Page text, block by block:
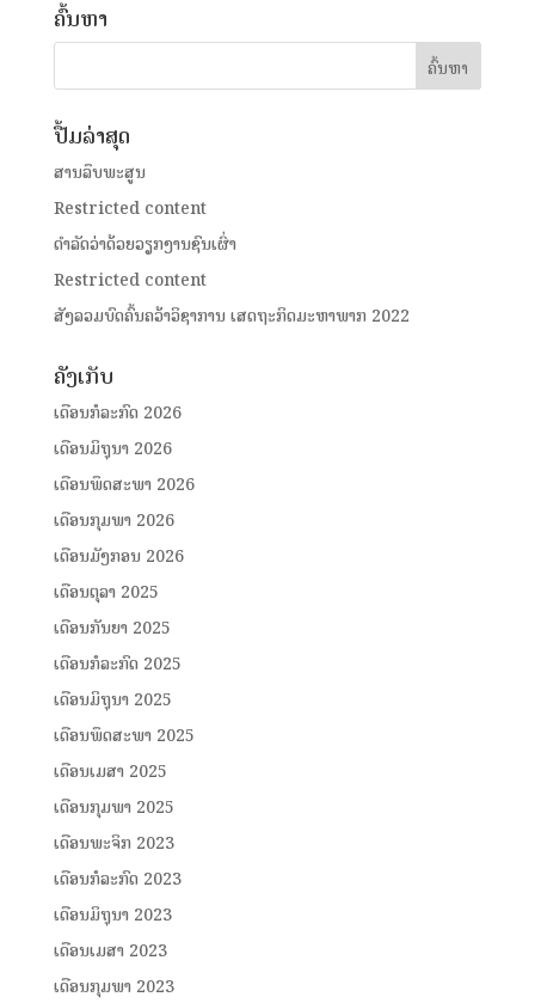
ຄົ້ນຫາ
ປື້ມລ່າສຸດ
ສານລຶບພະສູນ
Restricted content
ດໍາລັດວ່າດ້ວຍວຽກງານຊົນເຜົ່າ
Restricted content
ສັງລວມບົດຄົ້ນຄວ້າວິຊາການ ເສດຖະກິດມະຫາພາກ 2022
ຄັງເກັບ
ເດືອນກໍລະກົດ 2026
ເດືອນມິຖຸນາ 2026
ເດືອນພຶດສະພາ 2026
ເດືອນກຸມພາ 2026
ເດືອນມັງກອນ 2026
ເດືອນຕຸລາ 2025
ເດືອນກັນຍາ 2025
ເດືອນກໍລະກົດ 2025
ເດືອນມິຖຸນາ 2025
ເດືອນພຶດສະພາ 2025
ເດືອນເມສາ 2025
ເດືອນກຸມພາ 2025
ເດືອນພະຈິກ 2023
ເດືອນກໍລະກົດ 2023
ເດືອນມິຖຸນາ 2023
ເດືອນເມສາ 2023
ເດືອນກຸມພາ 2023